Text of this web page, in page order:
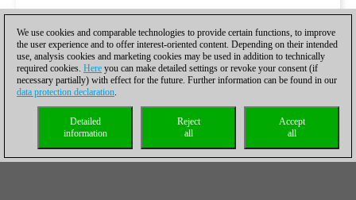
We use cookies and comparable technologies to provide certain functions, to improve
the user experience and to offer interest-oriented content. Depending on their intended
use, analysis cookies and marketing cookies may be used in addition to technically
required cookies. Here you can make detailed settings or revoke your consent (if
necessary partially) with effect for the future. Further information can be found in our
data protection declaration.
Accept
all
Reject
all
Detailed
information